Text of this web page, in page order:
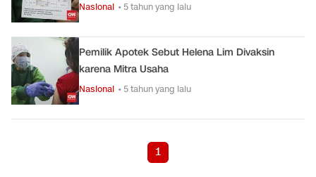
Nasional • 5 tahun yang lalu
Pemilik Apotek Sebut Helena Lim Divaksin
karena Mitra Usaha
Nasional • 5 tahun yang lalu
1